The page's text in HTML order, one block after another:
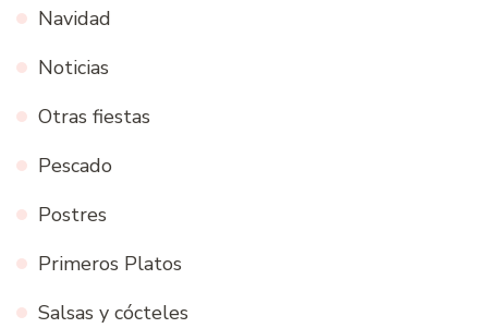
Navidad
Noticias
Otras fiestas
Pescado
Postres
Primeros Platos
Salsas y cócteles